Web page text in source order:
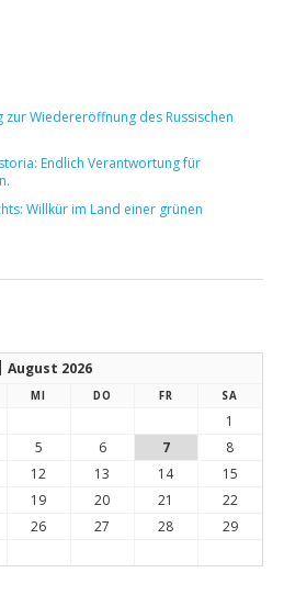
zur Wiedereröffnung des Russischen
Endlich Verantwortung für
Willkür im Land einer grünen
August 2026
MI DO FR SA
1
5 6 7
8
12 13 14
15
19 20 21
22
26 27 28
29